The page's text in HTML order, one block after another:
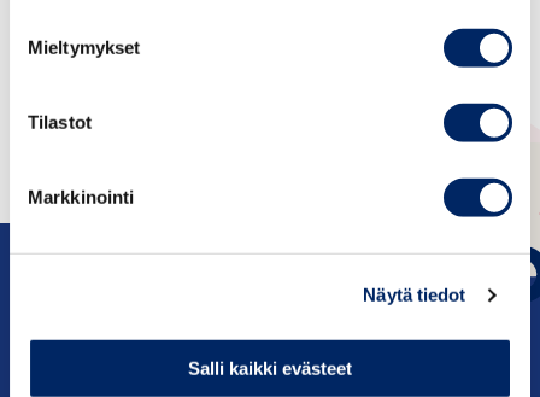
Mieltymykset
Tilastot
Markkinointi
Näytä tiedot
Salli kaikki evästeet
c/o Keskuskauppakamari PL 1000, 00101